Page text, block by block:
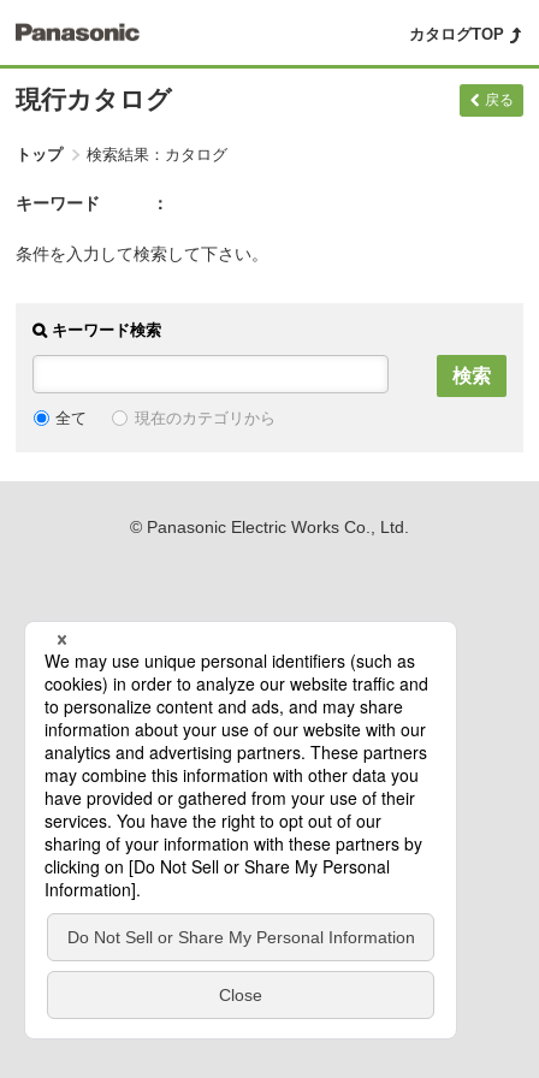
カタログTOP
現行カタログ 戻る
トップ 検索結果：カタログ
キーワード
条件を入力して検索して下さい。
キーワード検索
全て 現在のカテゴリから
© Panasonic Electric Works Co., Ltd.